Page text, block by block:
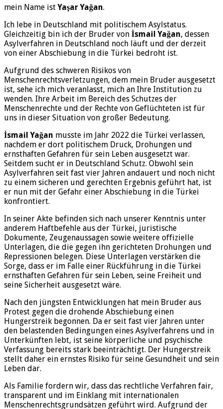
mein Name istYaşar Yağan.
Ich lebe in Deutschland mit politischem Asylstatus.
Gleichzeitig bin ich der Bruder von İsmail Yağan, dessen
Asylverfahren in Deutschland noch läuft und der derzeit
von einer Abschiebung in die Türkei bedroht ist.
Aufgrund des schweren Risikos von
Menschenrechtsverletzungen, dem mein Bruder ausgesetzt
ist, sehe ich mich veranlasst, mich an Ihre Institution zu
wenden. Ihre Arbeit im Bereich des Schutzes der
Menschenrechte und der Rechte von Geflüchteten ist für
uns in dieser Situation von großer Bedeutung.
İsmail Yağan musste im Jahr 2022 die Türkei verlassen,
nachdem er dort politischem Druck, Drohungen und
ernsthaften Gefahren für sein Leben ausgesetzt war.
Seitdem sucht er in Deutschland Schutz. Obwohl sein
Asylverfahren seit fast vier Jahren andauert und noch nicht
zu einem sicheren und gerechten Ergebnis geführt hat, ist
er nun mit der Gefahr einer Abschiebung in die Türkei
konfrontiert.
In seiner Akte befinden sich nach unserer Kenntnis unter
anderem Haftbefehle aus der Türkei, juristische
Dokumente, Zeugenaussagen sowie weitere offizielle
Unterlagen, die die gegen ihn gerichteten Drohungen und
Repressionen belegen. Diese Unterlagen verstärken die
Sorge, dass er im Falle einer Rückführung in die Türkei
ernsthaften Gefahren für sein Leben, seine Freiheit und
seine Sicherheit ausgesetzt wäre.
Nach den jüngsten Entwicklungen hat mein Bruder aus
Protest gegen die drohende Abschiebung einen
Hungerstreik begonnen. Da er seit fast vier Jahren unter
den belastenden Bedingungen eines Asylverfahrens und in
Unterkünften lebt, ist seine körperliche und psychische
Verfassung bereits stark beeinträchtigt. Der Hungerstreik
stellt daher ein ernstes Risiko für seine Gesundheit und sein
Leben dar.
Als Familie fordern wir, dass das rechtliche Verfahren fair,
transparent und im Einklang mit internationalen
Menschenrechtsgrundsätzen geführt wird. Aufgrund der